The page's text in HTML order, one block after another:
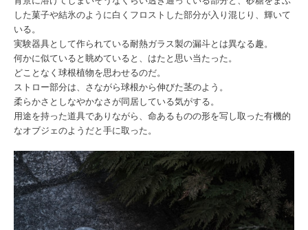
した菓子や結氷のように白くフロストした部分が入り混 じり、輝いて
いる。
実験器具として作られている耐熱ガラス製の漏斗とは異なる趣。
何かに似ていると眺めていると、はたと思い当たった。
どことなく球根植物を思わせるのだ。
ストロー部分は、さながら球根から伸びた茎のよう。
柔らかさとしなやかなさが同居している気がする。
用途を持った道具でありながら、 命あるものの形を写し取った有機的
なオブジェのようだと手に取 った。